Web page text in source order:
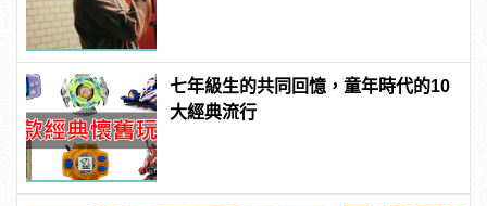
七年級生的共同回憶，童年時代的10
大經典流行